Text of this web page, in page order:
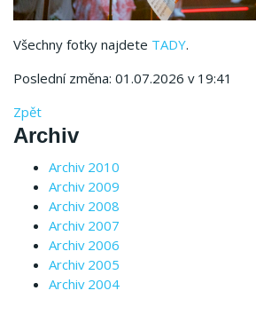
Všechny fotky najdete TADY.
Poslední změna: 01.07.2026 v 19:41
Zpět
Archiv
Archiv 2010
Archiv 2009
Archiv 2008
Archiv 2007
Archiv 2006
Archiv 2005
Archiv 2004